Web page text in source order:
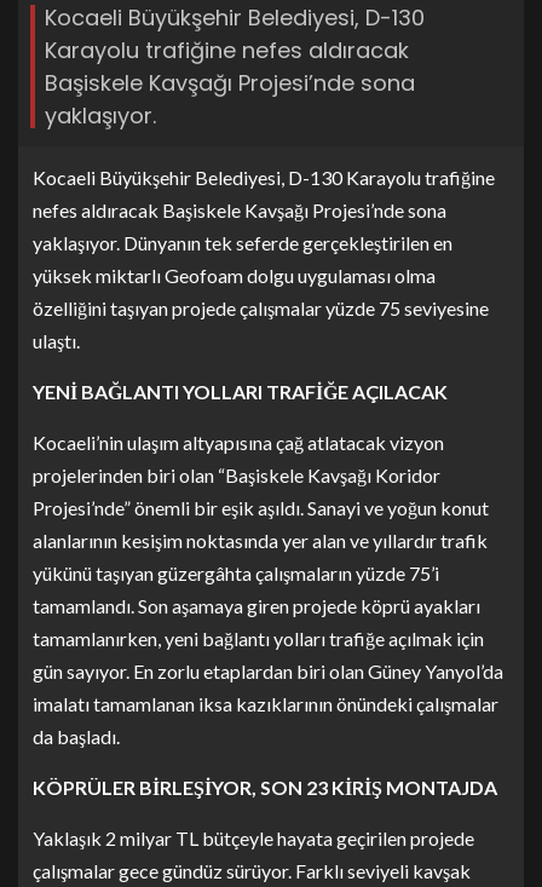
Kocaeli Büyükşehir Belediyesi, D-130
Karayolu trafiğine nefes aldıracak
Başiskele Kavşağı Projesi’nde sona
yaklaşıyor.
Kocaeli Büyükşehir Belediyesi, D-130 Karayolu trafiğine
nefes aldıracak Başiskele Kavşağı Projesi’nde sona
yaklaşıyor. Dünyanın tek seferde gerçekleştirilen en
yüksek miktarlı Geofoam dolgu uygulaması olma
özelliğini taşıyan projede çalışmalar yüzde 75 seviyesine
ulaştı.
YENİ BAĞLANTI YOLLARI TRAFİĞE AÇILACAK
Kocaeli’nin ulaşım altyapısına çağ atlatacak vizyon
projelerinden biri olan “Başiskele Kavşağı Koridor
Projesi’nde” önemli bir eşik aşıldı. Sanayi ve yoğun konut
alanlarının kesişim noktasında yer alan ve yıllardır trafik
yükünü taşıyan güzergâhta çalışmaların yüzde 75’i
tamamlandı. Son aşamaya giren projede köprü ayakları
tamamlanırken, yeni bağlantı yolları trafiğe açılmak için
gün sayıyor. En zorlu etaplardan biri olan Güney Yanyol’da
imalatı tamamlanan iksa kazıklarının önündeki çalışmalar
da başladı.
KÖPRÜLER BİRLEŞİYOR, SON 23 KİRİŞ MONTAJDA
Yaklaşık 2 milyar TL bütçeyle hayata geçirilen projede
çalışmalar gece gündüz sürüyor. Farklı seviyeli kavşak